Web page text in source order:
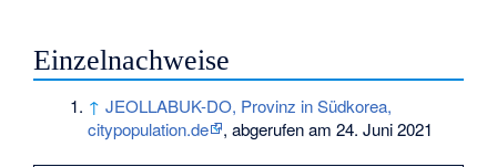
Einzelnachweise
↑ JEOLLABUK-DO, Provinz in Südkorea,
citypopulation.de
, abgerufen am 24. Juni 2021